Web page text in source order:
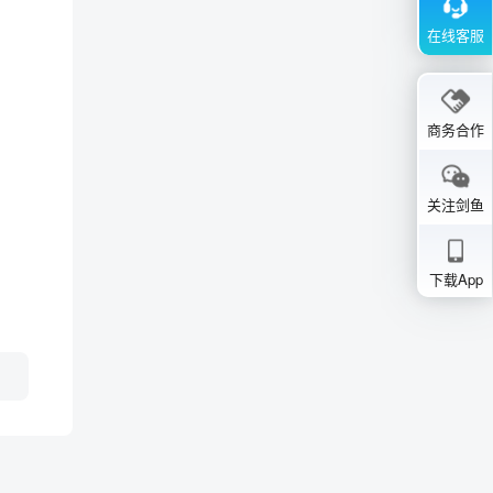
在线客服
商务合作
关注剑鱼
下载App